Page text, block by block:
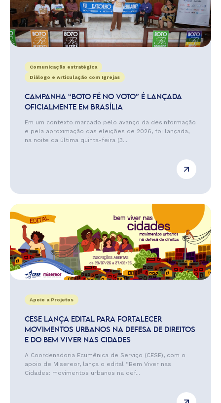
Comunicação estratégica
Diálogo e Articulação com Igrejas
CAMPANHA “BOTO FÉ NO VOTO” É LANÇADA
OFICIALMENTE EM BRASÍLIA
Em um contexto marcado pelo avanço da desinformação
e pela aproximação das eleições de 2026, foi lançada,
na noite da última quinta-feira (3...
Apoio a Projetos
CESE LANÇA EDITAL PARA FORTALECER
MOVIMENTOS URBANOS NA DEFESA DE DIREITOS
E DO BEM VIVER NAS CIDADES
A Coordenadoria Ecumênica de Serviço (CESE), com o
apoio de Misereor, lança o edital “Bem Viver nas
Cidades: movimentos urbanos na def...